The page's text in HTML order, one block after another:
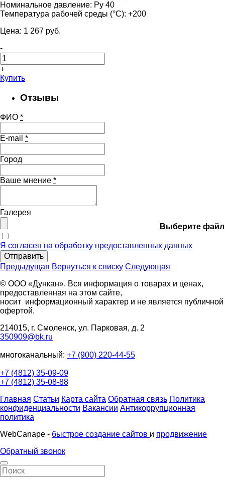
Номинальное давление: Ру 40
Температура рабочей среды (°С): +200
Цена: 1 267 pуб.
-
+
Купить
Отзывы
ФИО *
E-mail *
Город
Ваше мнение *
Галерея
Выберите файл
Я согласен на обработку предоставленных данных
Отправить
Предыдущая Вернуться к списку Следующая
© ООО «Дункан». Вся информация о товарах и ценах,
предоставленная на этом сайте,
носит информационный характер и не является публичной
офертой.
214015, г. Смоленск, ул. Парковая, д. 2
350909@bk.ru
многоканальный: +7 (900) 220-44-55
+7 (4812) 35-09-09
+7 (4812) 35-08-88
Главная Статьи Карта сайта Обратная связь Политика
конфиденциальности Вакансии Антикоррупционная
политика
WebCanape - быстрое создание сайтов и продвижение
Обратный звонок